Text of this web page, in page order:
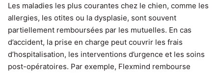
Les maladies les plus courantes chez le chien, comme les
allergies, les otites ou la dysplasie, sont souvent
partiellement remboursées par les mutuelles. En cas
d’accident, la prise en charge peut couvrir les frais
d’hospitalisation, les interventions d’urgence et les soins
post-opératoires. Par exemple, Flexmind rembourse